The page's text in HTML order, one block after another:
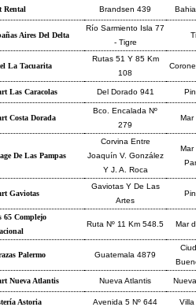
Rental Brandsen 439
Aires Del Delta
Río Sarmiento Isla 77
- Tigre
La Tacuarita
Rutas 51 Y 85 Km
108
Las Caracolas Del Dorado 941
Costa Dorada
Bco. Encalada Nº
279
Mar
De Las Pampas
Corvina Entre
Joaquín V. González
Y J. A. Roca
Mar
Gaviotas
Gaviotas Y De Las
Artes
65 Complejo
Ruta Nº 11 Km 548.5 Mar
Palermo Guatemala 4879
Nueva Atlantis Nueva Atlantis
Astoria Avenida 5 Nº 644 Villa